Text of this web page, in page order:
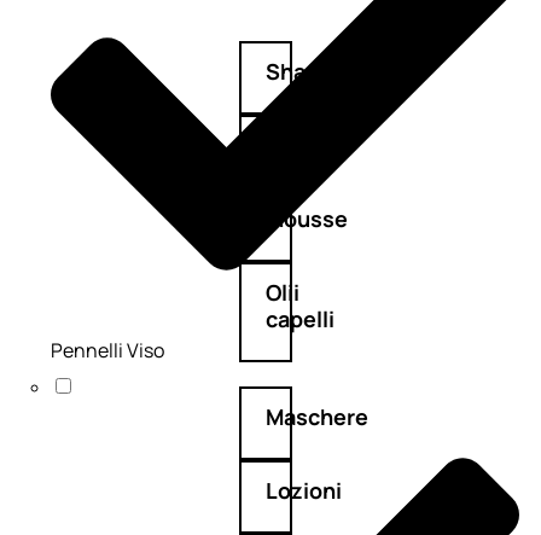
Shampoo
Balsamo
Mousse
Olii
capelli
Maschere
Lozioni
Pennelli Viso